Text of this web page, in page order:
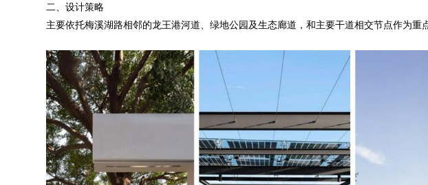
二、设计策略
主要依托梅溪湖路相邻的龙王港河道、绿地公园及生态廊道，和主要干道相交节点作为重